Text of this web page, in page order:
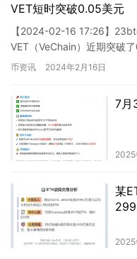
VET短时突破0.05美元
【2024-02-16 17:26】
VET（VeChain）近期突破
0.04925美元，涨幅达到了
币资讯 2024年2月16日
7月
某
2025